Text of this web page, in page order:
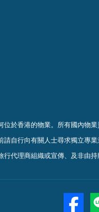
於香港的物業。 所有國內物
自行向有關人士尋求獨立專
代理商組織或宣傳、及非由